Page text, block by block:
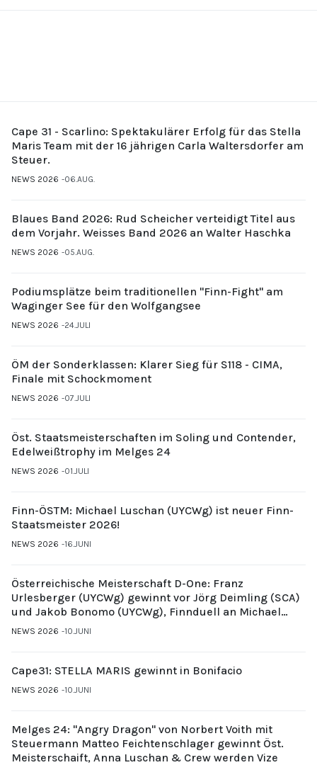
Cape 31 - Scarlino: Spektakulärer Erfolg für das Stella
Maris Team mit der 16 jährigen Carla Waltersdorfer am
Steuer.
NEWS 2026 06.AUG.
Blaues Band 2026: Rud Scheicher verteidigt Titel aus
dem Vorjahr. Weisses Band 2026 an Walter Haschka
NEWS 2026 05.AUG.
Podiumsplätze beim traditionellen "Finn-Fight" am
Waginger See für den Wolfgangsee
NEWS 2026 24.JULI
ÖM der Sonderklassen: Klarer Sieg für S118 - CIMA,
Finale mit Schockmoment
NEWS 2026 07.JULI
Öst. Staatsmeisterschaften im Soling und Contender,
Edelweißtrophy im Melges 24
NEWS 2026 01.JULI
Finn-ÖSTM: Michael Luschan (UYCWg) ist neuer Finn-
Staatsmeister 2026!
NEWS 2026 16.JUNI
Österreichische Meisterschaft D-One: Franz
Urlesberger (UYCWg) gewinnt vor Jörg Deimling (SCA)
und Jakob Bonomo (UYCWg), Finnduell an Michael
Gubi (UYCMo)
NEWS 2026 10.JUNI
Cape31: STELLA MARIS gewinnt in Bonifacio
NEWS 2026 10.JUNI
Melges 24: "Angry Dragon" von Norbert Voith mit
Steuermann Matteo Feichtenschlager gewinnt Öst.
Meisterschaift, Anna Luschan & Crew werden Vize